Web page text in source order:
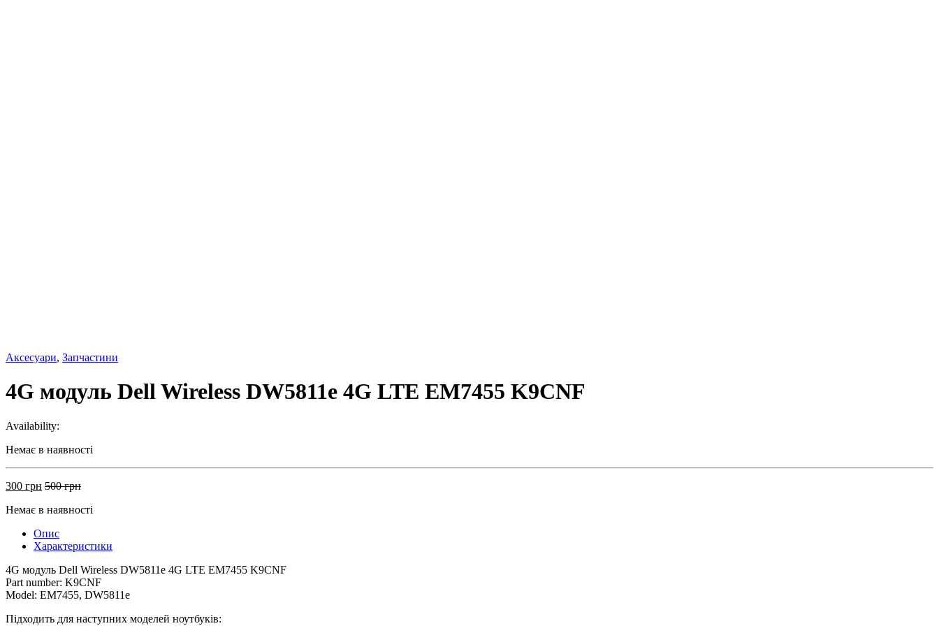
Аксесуари, Запчастини
4G модуль Dell Wireless DW5811e 4G LTE EM7455 K9CNF
Availability:
Немає в наявності
300 грн 500грн
Немає в наявності
Опис
Характеристики
4G модуль Dell Wireless DW5811e 4G LTE EM7455 K9CNF
Part number: K9CNF
Model: EM7455, DW5811e
Підходить для наступних моделей ноутбуків: